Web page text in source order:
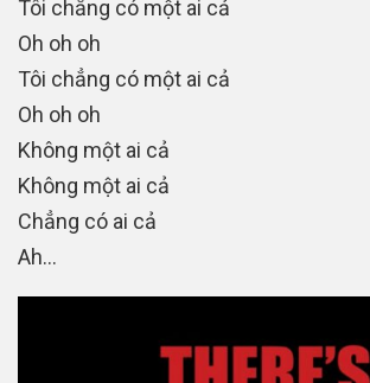
Tôi chẳng có một ai cả
Oh oh oh
Tôi chẳng có một ai cả
Oh oh oh
Không một ai cả
Không một ai cả
Chẳng có ai cả
Ah…